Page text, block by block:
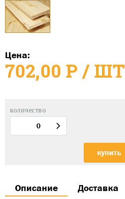
Цена:
702,00 Р / ШТ
количество
купить
Описание Доставка